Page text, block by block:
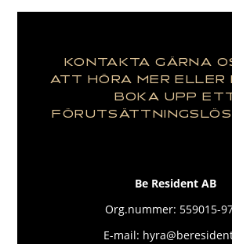
KONTAKTA GÄRNA
ATT HÖRA MER ELLER
BOKA UPP
Be Resident AB
Org.nummer: 559015-
E-mail: